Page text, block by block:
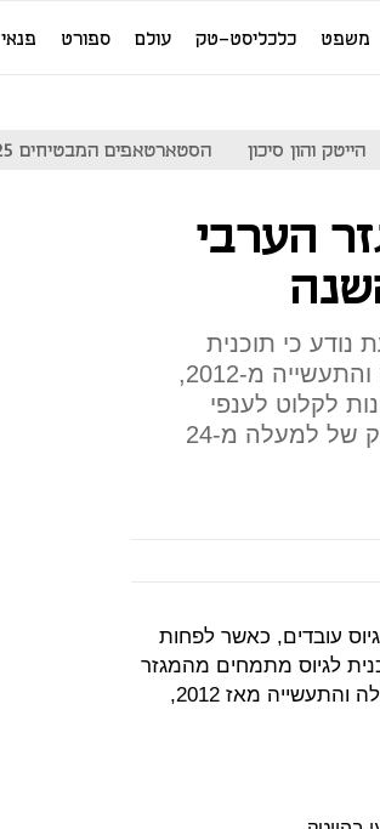
משפט כלכליסט-טק עולם ספורט פנאי
הייטק והון סיכון הסטארטאפים המבטיחים 25
הערבי
נודע כי תוכנית
שהפעילה הרשות להשקעות במשרד הכלכלה והתעשייה מ-2012,
לכ-17 חברות שונות לקלוט לענפי
ההייטק כ-229 מתמחים מהמגזר -בהיקף מענק של למעלה מ-24
עובדים, כאשר לפחות
לגיוס מתמחים מהמגזר
הערבי, אותה הפעילה הרשות להשקעות במשרד הכלכלה והתעשייה מאז 2012,